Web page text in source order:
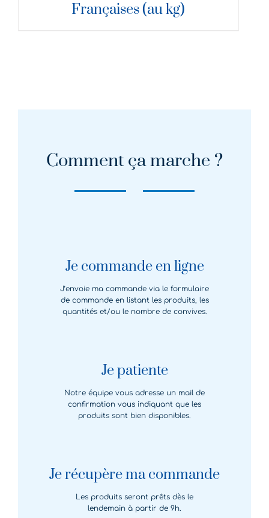
Françaises (au kg)
Comment ça marche ?
Je commande en ligne
J’envoie ma commande via le formulaire
de commande en listant les produits, les
quantités et/ou le nombre de convives.
Je patiente
Notre équipe vous adresse un mail de
confirmation vous indiquant que les
produits sont bien disponibles.
Je récupère ma commande
Les produits seront prêts dès le
lendemain à partir de 9h.